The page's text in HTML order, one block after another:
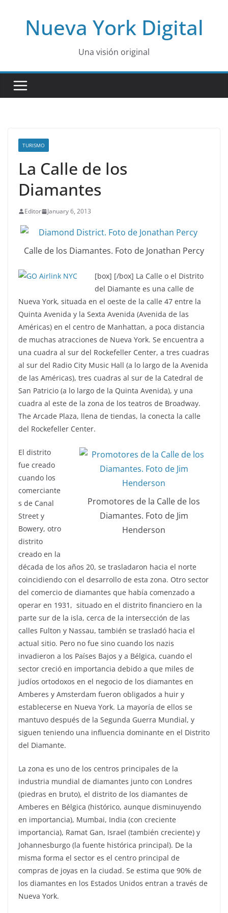
contentNueva York Digital
Una visión original
TURISMO
La Calle de los
Diamantes
Editor January 6, 2013
Calle de los Diamantes. Foto de Jonathan Percy
[box] [/box] La Calle o el Distrito
del Diamante es una calle de
Nueva York, situada en el oeste de la calle 47 entre la
Quinta Avenida y la Sexta Avenida (Avenida de las
Américas) en el centro de Manhattan, a poca distancia
de muchas atracciones de Nueva York. Se encuentra a
una cuadra al sur del Rockefeller Center, a tres cuadras
al sur del Radio City Music Hall (a lo largo de la Avenida
de las Américas), tres cuadras al sur de la Catedral de
San Patricio (a lo largo de la Quinta Avenida), y una
cuadra al este de la zona de los teatros de Broadway.
The Arcade Plaza, llena de tiendas, la conecta la calle
del Rockefeller Center.
Promotores de la Calle de los
Diamantes. Foto de Jim
Henderson
El distrito
fue creado
cuando los
comerciante
s de Canal
Street y
Bowery, otro
distrito
creado en la
década de los años 20, se trasladaron hacia el norte
coincidiendo con el desarrollo de esta zona. Otro sector
del comercio de diamantes que había comenzado a
operar en 1931, situado en el distrito financiero en la
parte sur de la isla, cerca de la intersección de las
calles Fulton y Nassau, también se trasladó hacia el
actual sitio. Pero no fue sino cuando los nazis
invadieron a los Países Bajos y a Bélgica, cuando el
sector creció en importancia debido a que miles de
judíos ortodoxos en el negocio de los diamantes en
Amberes y Amsterdam fueron obligados a huir y
establecerse en Nueva York. La mayoría de ellos se
mantuvo después de la Segunda Guerra Mundial, y
siguen teniendo una influencia dominante en el Distrito
del Diamante.
La zona es uno de los centros principales de la
industria mundial de diamantes junto con Londres
(piedras en bruto), el distrito de los diamantes de
Amberes en Bélgica (histórico, aunque disminuyendo
en importancia), Mumbai, India (con creciente
importancia), Ramat Gan, Israel (también creciente) y
Johannesburgo (la fuente histórica principal). De la
misma forma el sector es el centro principal de
compras de joyas en la ciudad. Se estima que 90% de
los diamantes en los Estados Unidos entran a través de
Nueva York.